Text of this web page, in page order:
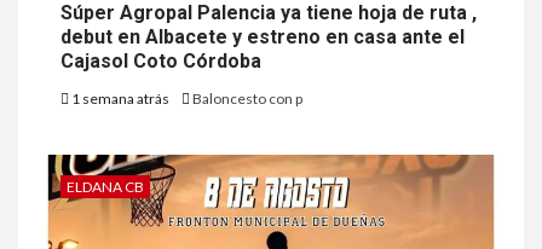
Súper Agropal Palencia ya tiene hoja de ruta ,
debut en Albacete y estreno en casa ante el
Cajasol Coto Córdoba
1 semana atrás Baloncesto con p
ELDANA CB